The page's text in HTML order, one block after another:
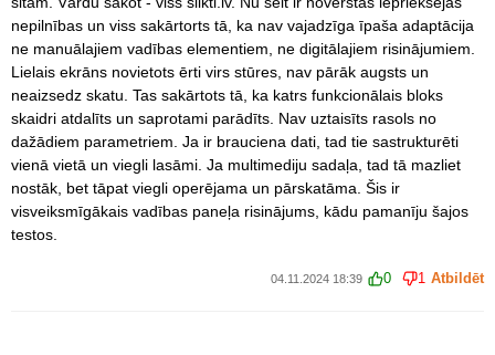
nepilnības un viss sakārtorts tā, ka nav vajadzīga īpaša adaptācija
ne manuālajiem vadības elementiem, ne digitālajiem risinājumiem.
Lielais ekrāns novietots ērti virs stūres, nav pārāk augsts un
neaizsedz skatu. Tas sakārtots tā, ka katrs funkcionālais bloks
skaidri atdalīts un saprotami parādīts. Nav uztaisīts rasols no
dažādiem parametriem. Ja ir brauciena dati, tad tie sastrukturēti
vienā vietā un viegli lasāmi. Ja multimediju sadaļa, tad tā mazliet
nostāk, bet tāpat viegli operējama un pārskatāma. Šis ir
visveiksmīgākais vadības paneļa risinājums, kādu pamanīju šajos
testos.
04.11.2024 18:39 0 1 Atbildēt